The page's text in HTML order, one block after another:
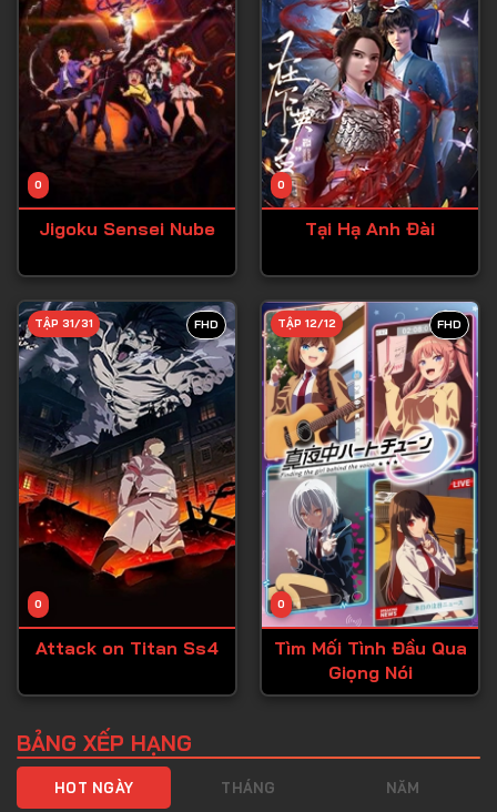
Tập 32
Tập 33
Tập 34
Tập 35
Tập 36
Tập 39
Tập 40
Tập 41
Tập 42
Tập 43
Tập 44
Tập 45
Tập 47
Tập 49
0
Jigoku Sensei Nube
0
Tại Hạ Anh Đài
FHD
0
TẬP 31/31
Attack on Titan Ss4
FHD
0
TẬP 12/12
Tìm Mối Tình Đầu Qua
Giọng Nói
BẢNG XẾP HẠNG
HOT NGÀY THÁNG NĂM